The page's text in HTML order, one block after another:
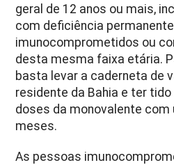
geral de 12 anos ou mais,
com deficiência
imunocomprometidos ou
desta mesma faixa etária.
basta levar a caderneta de
residente da Bahia e ter
doses da monovalente com
meses.
As pessoas